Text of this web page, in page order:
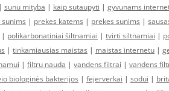
| sunu mityba | kaip sutaupyti | gyvunams
| prekes katems | prekes sunims |
| polikarbonatiniai šiltnamiai | tvirti siltnamiai |
| tinkamiausias maistas | maistas internetu |
| filtru nauda | vandens filtrai | vandens
biologinės bakterijos | fejerverkai | sodui |